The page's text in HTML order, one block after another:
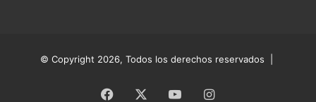
© Copyright 2026, Todos los derechos reservados |
Facebook YouTubeInstagram